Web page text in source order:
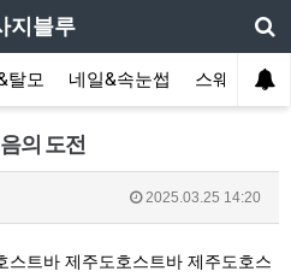
지블루
탈모 네일&속눈썹 스웨디시(
의 도전
2025.03.25 14:20
스트바 제주도호스트바 제주도호스